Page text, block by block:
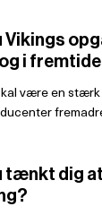
Vikings
i
være en
tænkt dig